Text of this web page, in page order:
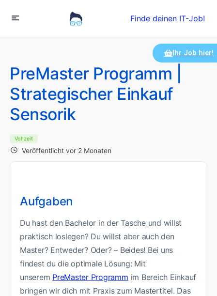
Finde deinen IT-Job!
PreMaster Programm |
Strategischer Einkauf
Sensorik
Vollzeit
Veröffentlicht vor 2 Monaten
Ihr Job hier!
Aufgaben
Du hast den Bachelor in der Tasche und willst
praktisch loslegen? Du willst aber auch den
Master? Entweder? Oder? – Beides! Bei uns
findest du die optimale Lösung: Mit
unserem PreMaster Programm im Bereich Einkauf
bringen wir dich mit Praxis zum Mastertitel. Das